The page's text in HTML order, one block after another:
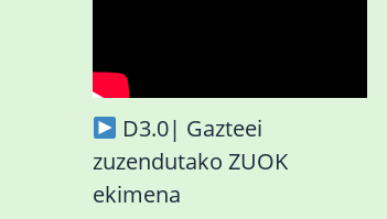
D3.0| Gazteei
zuzendutako ZUOK
ekimena